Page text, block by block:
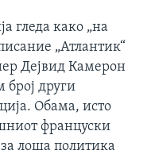
гледа како „на
„Атлантик“
Дејвид Камерон
број други
Обама, исто
француски
лоша политика